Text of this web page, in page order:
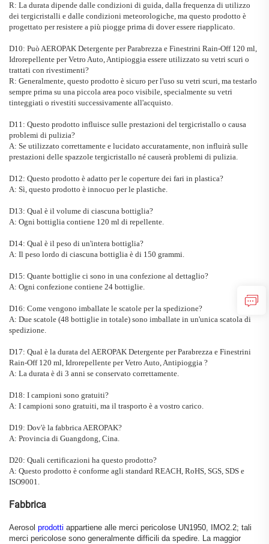
R: La durata dipende dalle condizioni di guida, dalla frequenza di utilizzo
dei tergicristalli e dalle condizioni meteorologiche, ma questo prodotto è
progettato per resistere a più piogge prima di dover essere riapplicato.
D10: Può AEROPAK Detergente per Parabrezza e Finestrini Rain-Off 120 ml,
Idrorepellente per Vetro Auto, Antipioggia essere utilizzato su vetri scuri o
trattati con rivestimenti?
R: Generalmente, questo prodotto è sicuro per l'uso su vetri scuri, ma testarlo
sempre prima su una piccola area poco visibile, specialmente su vetri
tinteggiati o rivestiti successivamente all'acquisto.
D11: Questo prodotto influisce sulle prestazioni del tergicristallo o causa
problemi di pulizia?
A: Se utilizzato correttamente e lucidato accuratamente, non influirà sulle
prestazioni delle spazzole tergicristallo né causerà problemi di pulizia.
D12: Questo prodotto è adatto per le coperture dei fari in plastica?
A: Sì, questo prodotto è innocuo per le plastiche.
D13: Qual è il volume di ciascuna bottiglia?
A: Ogni bottiglia contiene 120 ml di repellente.
D14: Qual è il peso di un'intera bottiglia?
A: Il peso lordo di ciascuna bottiglia è di 150 grammi.
D15: Quante bottiglie ci sono in una confezione al dettaglio?
A: Ogni confezione contiene 24 bottiglie.
D16: Come vengono imballate le scatole per la spedizione?
A: Due scatole (48 bottiglie in totale) sono imballate in un'unica scatola di
spedizione.
D17: Qual è la durata delAEROPAK Detergente per Parabrezza e Finestrini
Rain-Off 120 ml, Idrorepellente per Vetro Auto, Antipioggia ?
A: La durata è di 3 anni se conservato correttamente.
D18: I campioni sono gratuiti?
A: I campioni sono gratuiti, ma il trasporto è a vostro carico.
D19: Dov'è la fabbrica AEROPAK?
A: Provincia di Guangdong, Cina.
D20: Quali certificazioni ha questo prodotto?
A: Questo prodotto è conforme agli standard REACH, RoHS, SGS, SDS e
ISO9001.
Fabbrica
Aerosol prodotti appartiene alle merci pericolose UN1950, IMO2.2; tali
merci pericolose sono generalmente difficili da spedire. La maggior